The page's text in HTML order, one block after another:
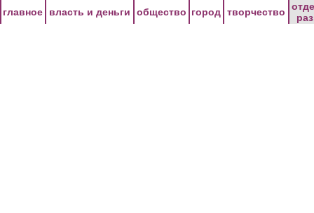
главное власть и деньги общество город творчество